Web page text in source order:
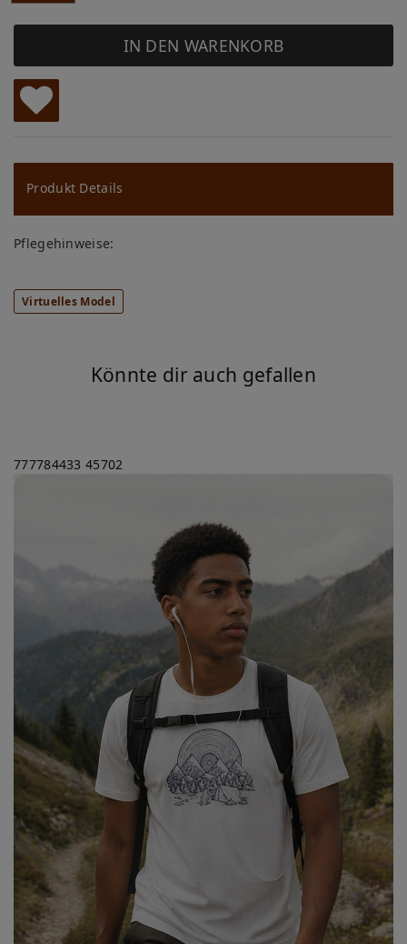
IN DEN WARENKORB
W
u
ns
ch
lis
te
Produkt Details
Pflegehinweise:
Virtuelles Model
Könnte dir auch gefallen
777784433 45702